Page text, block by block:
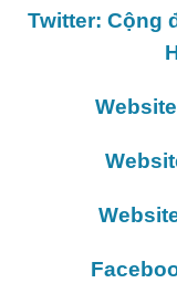
Twitter: Cộng